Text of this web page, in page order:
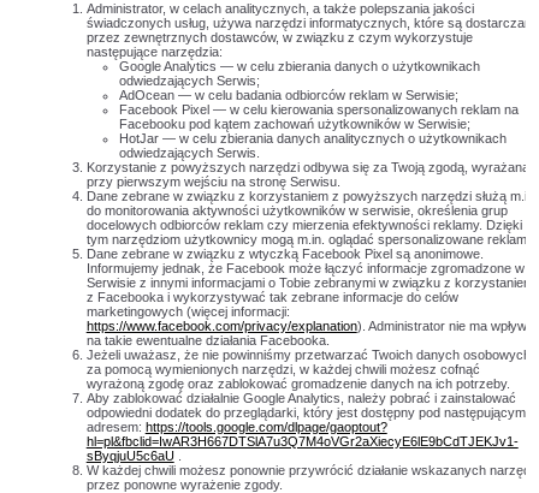
Administrator, w celach analitycznych, a także polepszania jakości
świadczonych usług, używa narzędzi informatycznych, które są dostarczane
przez zewnętrznych dostawców, w związku z czym wykorzystuje
następujące narzędzia:
Google Analytics — w celu zbierania danych o użytkownikach
odwiedzających Serwis;
AdOcean — w celu badania odbiorców reklam w Serwisie;
Facebook Pixel — w celu kierowania spersonalizowanych reklam na
Facebooku pod kątem zachowań użytkowników w Serwisie;
HotJar — w celu zbierania danych analitycznych o użytkownikach
odwiedzających Serwis.
Korzystanie z powyższych narzędzi odbywa się za Twoją zgodą, wyrażaną
przy pierwszym wejściu na stronę Serwisu.
Dane zebrane w związku z korzystaniem z powyższych narzędzi służą m.in.
do monitorowania aktywności użytkowników w serwisie, określenia grup
docelowych odbiorców reklam czy mierzenia efektywności reklamy. Dzięki
tym narzędziom użytkownicy mogą m.in. oglądać spersonalizowane reklamy.
Dane zebrane w związku z wtyczką Facebook Pixel są anonimowe.
Informujemy jednak, że Facebook może łączyć informacje zgromadzone w
Serwisie z innymi informacjami o Tobie zebranymi w związku z korzystaniem
z Facebooka i wykorzystywać tak zebrane informacje do celów
marketingowych (więcej informacji:
https://www.facebook.com/privacy/explanation). Administrator nie ma wpływu
na takie ewentualne działania Facebooka.
Jeżeli uważasz, że nie powinniśmy przetwarzać Twoich danych osobowych
za pomocą wymienionych narzędzi, w każdej chwili możesz cofnąć
wyrażoną zgodę oraz zablokować gromadzenie danych na ich potrzeby.
Aby zablokować działalnie Google Analytics, należy pobrać i zainstalować
odpowiedni dodatek do przeglądarki, który jest dostępny pod następującym
adresem: https://tools.google.com/dlpage/gaoptout?
hl=pl&fbclid=IwAR3H667DTSlA7u3Q7M4oVGr2aXiecyE6lE9bCdTJEKJv1-
sByqjuU5c6aU.
W każdej chwili możesz ponownie przywrócić działanie wskazanych narzędzi
przez ponowne wyrażenie zgody.